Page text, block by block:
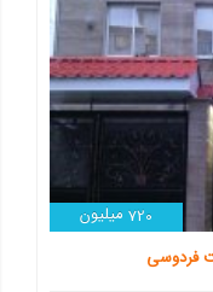
720 میلیون